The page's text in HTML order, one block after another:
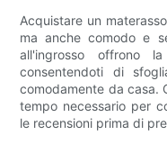
Acquistare un
ma anche comodo e
all'ingrosso offrono
consentendoti di
comodamente da casa.
tempo necessario per
le recensioni prima di